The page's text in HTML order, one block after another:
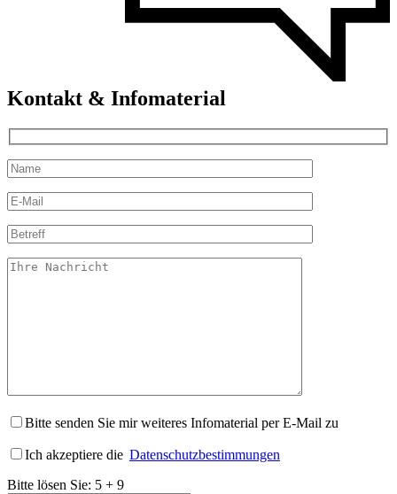
Kontakt & Infomaterial
Bitte senden Sie mir weiteres Infomaterial per E-Mail zu
Ich akzeptiere die Datenschutzbestimmungen
Bitte lösen Sie: 5 + 9